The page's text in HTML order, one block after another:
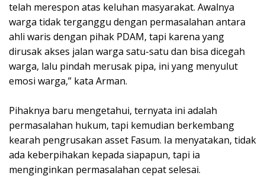
telah merespon atas keluhan masyarakat. Awalnya
warga tidak terganggu dengan permasalahan antara
ahli waris dengan pihak PDAM, tapi karena yang
dirusak akses jalan warga satu-satu dan bisa dicegah
warga, lalu pindah merusak pipa, ini yang menyulut
emosi warga,” kata Arman.
Pihaknya baru mengetahui, ternyata ini adalah
permasalahan hukum, tapi kemudian berkembang
kearah pengrusakan asset Fasum. Ia menyatakan, tidak
ada keberpihakan kepada siapapun, tapi ia
menginginkan permasalahan cepat selesai.